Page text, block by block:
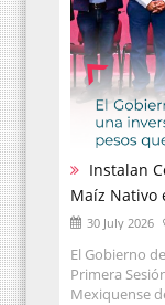
Instalan
Maíz Nativo
30 July 2026
El Gobierno
Primera
Mexiquense